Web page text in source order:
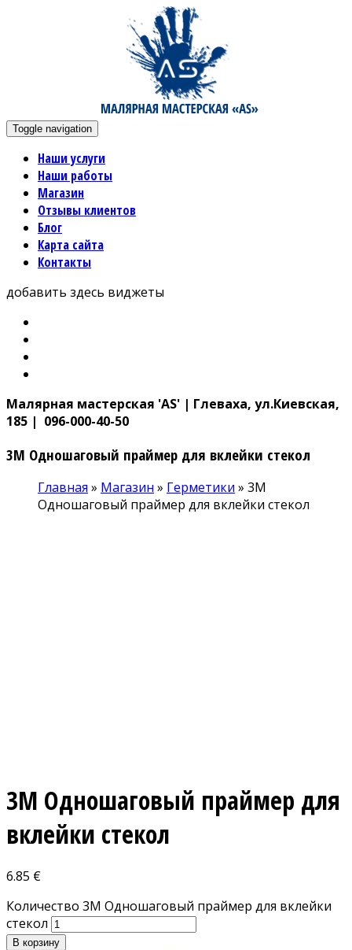
Toggle navigation
Наши услуги
Наши работы
Магазин
Отзывы клиентов
Блог
Карта сайта
Контакты
добавить здесь виджеты
Малярная мастерская 'AS' | Глеваха, ул.Киевская,
185 | 096-000-40-50
3M Одношаговый праймер для вклейки стекол
Главная » Магазин » Герметики » 3M
Одношаговый праймер для вклейки стекол
3M Одношаговый праймер для
вклейки стекол
6.85 €
Количество 3M Одношаговый праймер для вклейки
стекол
В корзину